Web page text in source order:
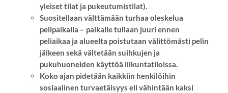
yleiset tilat ja pukeutumistilat).
Suositellaan välttämään turhaa oleskelua
pelipaikalla – paikalle tullaan juuri ennen
peliaikaa ja alueelta poistutaan välittömästi pelin
jälkeen sekä vältetään suihkujen ja
pukuhuoneiden käyttöä liikuntatiloissa.
Koko ajan pidetään kaikkiin henkilöihin
sosiaalinen turvaetäisyys eli vähintään kaksi